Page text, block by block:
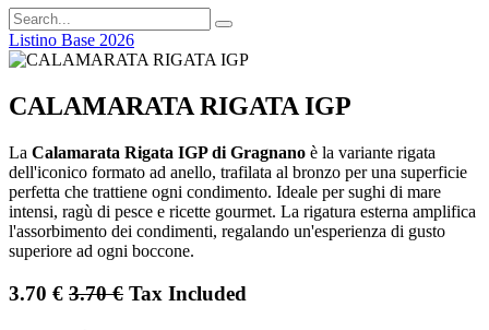
Listino Base 2026
CALAMARATA RIGATA IGP
La Calamarata Rigata IGP di Gragnano è la variante rigata
dell'iconico formato ad anello, trafilata al bronzo per una superficie
perfetta che trattiene ogni condimento. Ideale per sughi di mare
intensi, ragù di pesce e ricette gourmet. La rigatura esterna amplifica
l'assorbimento dei condimenti, regalando un'esperienza di gusto
superiore ad ogni boccone.
3.70 € 3.70€ Tax Included